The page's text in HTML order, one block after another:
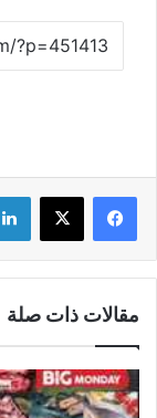
مقالات ذات صلة